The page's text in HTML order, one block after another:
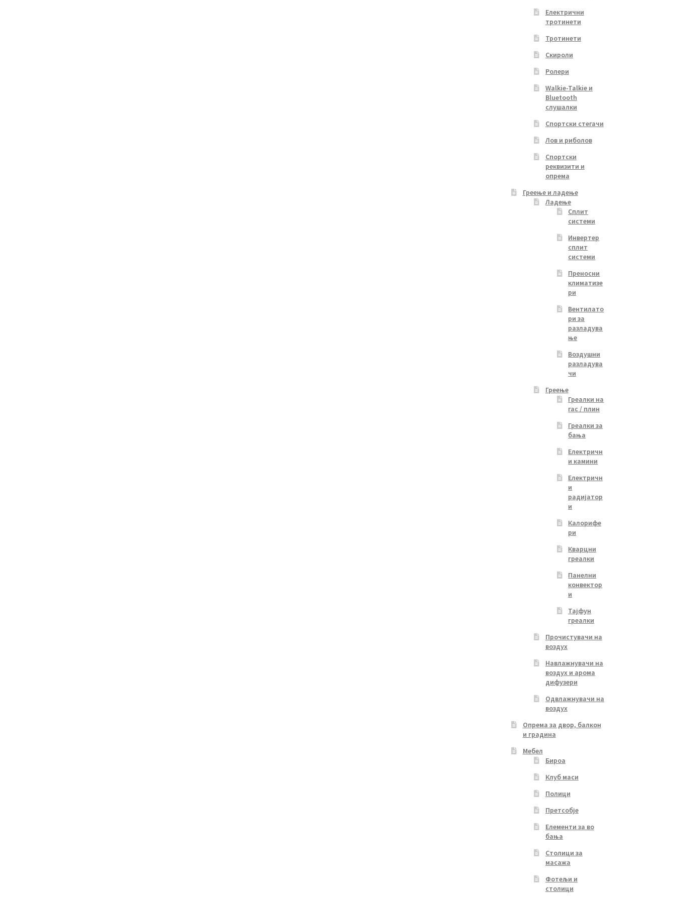
Електрични
тротинети
Тротинети
Скироли
Ролери
Walkie-Talkie и
Bluetooth
слушалки
Спортски стегачи
Лов и риболов
Спортски
реквизити и
опрема
Греење и ладење
Ладење
Сплит
системи
Инвертер
сплит
системи
Преносни
климатизе
ри
Вентилато
ри за
разладува
ње
Воздушни
разладува
чи
Греење
Греалки на
гас / плин
Греалки за
бања
Електричн
и камини
Електричн
и
радијатор
и
Калорифе
ри
Кварцни
греалки
Панелни
конвектор
и
Тајфун
греалки
Прочистувачи на
воздух
Навлажнувачи на
воздух и арома
дифузери
Одвлажнувачи на
воздух
Опрема за двор, балкон
и градина
Мебел
Бироа
Клуб маси
Полици
Претсобје
Елементи за во
бања
Столици за
масажа
Фотељи и
столици